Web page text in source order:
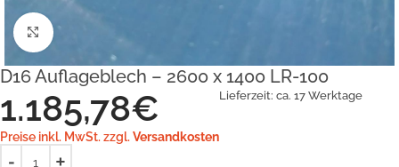
Klick zum Vergrößern
D16 Auflageblech – 2600 x 1400 LR-100
1.185,78€
Preise inkl. MwSt. zzgl. Versandkosten
Lieferzeit: ca. 17 Werktage